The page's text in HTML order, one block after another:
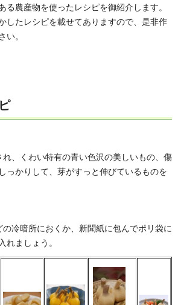
る農産物を使ったレシピを御紹介します。
したレシピを載せてありますので、是非作
い。
、くわい特有の青い色沢の美しいもの、傷
っかりして、芽がすっと伸びているものを
冷暗所におくか、新聞紙に包んでポリ袋に
れましょう。